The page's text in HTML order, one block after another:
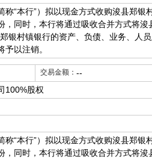
“本行”）拟以现金方式收购浚县郑
，同时，本行将通过吸收合并方式将
银村镇银行的资产、负债、业务、人
以注销。
交易金额： --
100%股权
“本行”）拟以现金方式收购浚县郑
，同时，本行将通过吸收合并方式将